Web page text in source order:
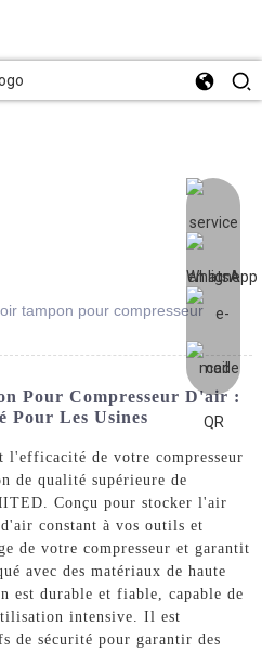
tampon pour compresseur
Pour Compresseur D'air :
Pour Les Usines
l'efficacité de votre compresseur
de qualité supérieure de
Conçu pour stocker l'air
constant à vos outils et
de votre compresseur et garantit
avec des matériaux de haute
est durable et fiable, capable de
intensive. Il est
de sécurité pour garantir des